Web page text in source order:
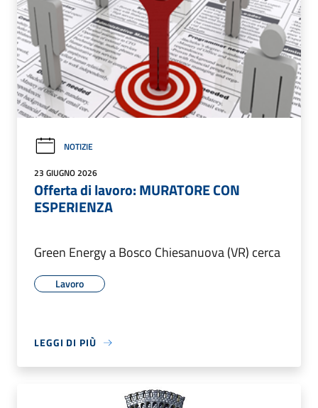
NOTIZIE
23 GIUGNO 2026
Offerta di lavoro: MURATORE CON
ESPERIENZA
Green Energy a Bosco Chiesanuova (VR) cerca
Lavoro
LEGGI DI PIÙ